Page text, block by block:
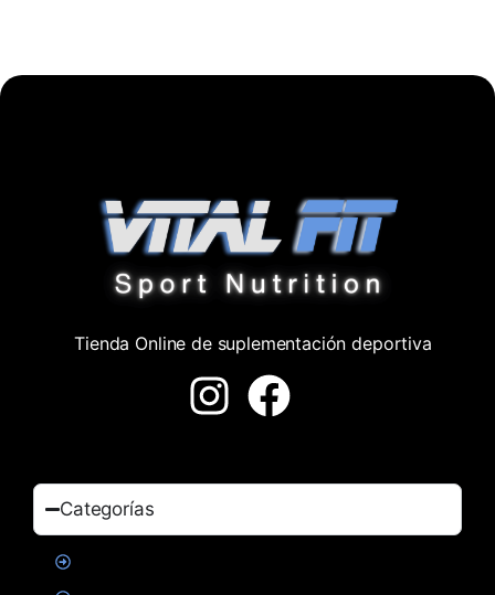
Tienda Online de suplementación deportiva
Categorías